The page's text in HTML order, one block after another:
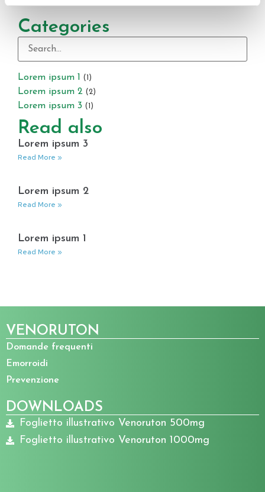
Categories
Lorem ipsum 1 (1)
Lorem ipsum 2 (2)
Lorem ipsum 3 (1)
Read also
Lorem ipsum 3
Read More »
Lorem ipsum 2
Read More »
Lorem ipsum 1
Read More »
VENORUTON
Domande frequenti
Emorroidi
Prevenzione
DOWNLOADS
Foglietto illustrativo Venoruton 500mg
Foglietto illustrativo Venoruton 1000mg